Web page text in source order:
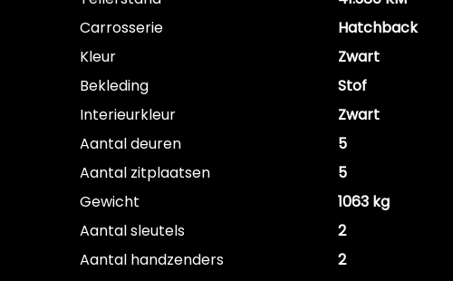
Carrosserie
Hatchback
Kleur
Zwart
Bekleding
Stof
Interieurkleur
Zwart
Aantal deuren
5
Aantal zitplaatsen
5
Gewicht
1063 kg
Aantal sleutels
2
Aantal handzenders
2